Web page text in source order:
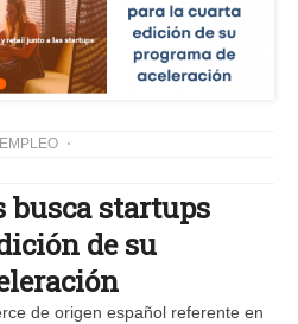
busca startups
de su
de origen español referente en